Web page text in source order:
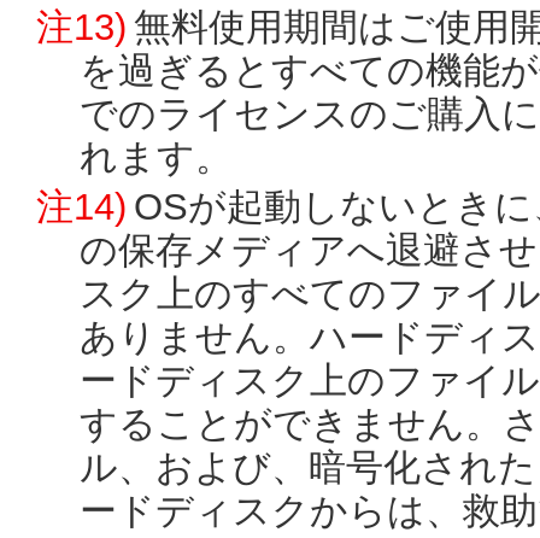
注13) 無料使用期間はご使用
を過ぎるとすべての機能
でのライセンスのご購入
れます。
注14) OSが起動しないとき
の保存メディアへ退避さ
スク上のすべてのファイ
ありません。ハードディ
ードディスク上のファイ
することができません。
ル、および、暗号化され
ードディスクからは、救